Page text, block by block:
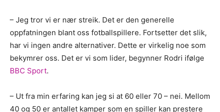
– Jeg tror vi er nær streik. Det er den generelle
oppfatningen blant oss fotballspillere. Fortsetter det slik,
har vi ingen andre alternativer. Dette er virkelig noe som
bekymrer oss. Det er vi som lider, begynner Rodri ifølge
BBC Sport.
– Ut fra min erfaring kan jeg si at 60 eller 70 – nei. Mellom
40 og 50 er antallet kamper som en spiller kan prestere